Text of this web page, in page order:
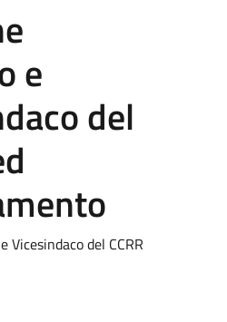
e
del
Vicesindaco del CCRR